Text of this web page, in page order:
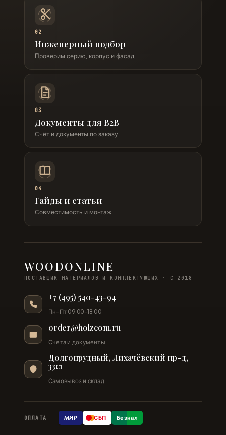
02
Инженерный подбор
Проверим серию, корпус и фасад
03
Документы для B2B
Счёт и документы по заказу
04
Гайды и статьи
Совместимость и монтаж
WOODONLINE
ПОСТАВЩИК МАТЕРИАЛОВ И КОМПЛЕКТУЮЩИХ · С 2018
+7 (495) 540-43-94
Пн–Пт 09:00–18:00
order@holzcom.ru
Счета и документы
Долгопрудный, Лихачёвский пр-д,
33с1
Самовывоз и склад
ОПЛАТА МИР СБП Безнал